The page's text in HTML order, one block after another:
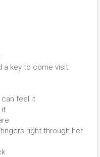
a key to come visit
can feel it
it
right through her